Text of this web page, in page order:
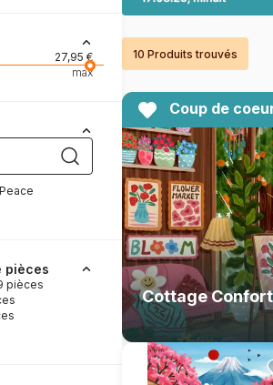
10 Produits trouvés
Coup de
Cottage
27,95 €
max
pièces
pièces